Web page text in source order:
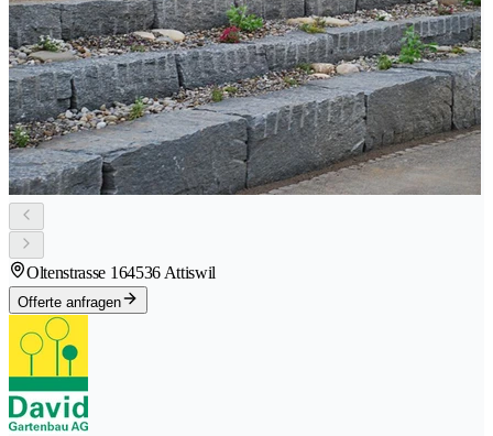
Oltenstrasse 164536 Attiswil
Offerte anfragen